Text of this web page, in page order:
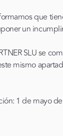
que
un
SLU se
mismo
1 de mayo